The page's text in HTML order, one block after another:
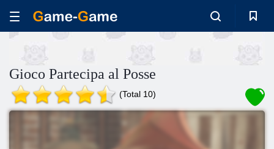
Gioco Partecipa al Posse
(Total 10)